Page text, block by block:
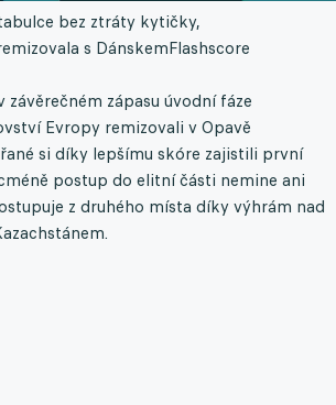
bez ztráty kytičky,
s DánskemFlashscore
zápasu úvodní fáze
Evropy remizovali v Opavě
si díky lepšímu skóre zajistili první
postup do elitní části nemine ani
z druhého místa díky výhrám nad